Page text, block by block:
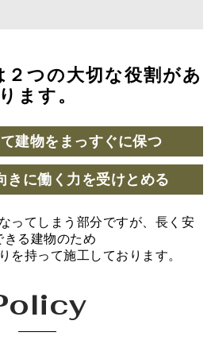
２つの大切な役割があ
ります。
建物をまっすぐに保つ
きに働く力を受けとめる
ってしまう部分ですが、長く安
きる建物のため
を持って施工しております。